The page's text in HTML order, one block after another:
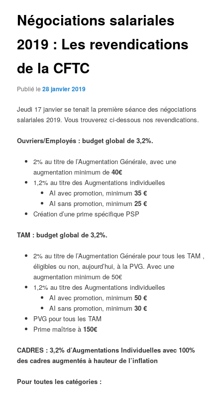
Négociations salariales
2019 : Les revendications
de la CFTC
Publié le28 janvier 2019
Jeudi 17 janvier se tenait la première séance des négociations
salariales 2019. Vous trouverez ci-dessous nos revendications.
Ouvriers/Employés : budget global de 3,2%.
2% au titre de l’Augmentation Générale, avec une
augmentation minimum de 40€
1,2% au titre des Augmentations individuelles
AI avec promotion, minimum35 €
AI sans promotion, minimum25 €
Création d’une prime spécifique PSP
TAM : budget global de 3,2%.
2% au titre de l’Augmentation Générale pour tous les TAM ,
éligibles ou non, aujourd’hui, à la PVG. Avec une
augmentation minimum de 50€
1,2% au titre des Augmentations individuelles
AI avec promotion, minimum 50 €
AI sans promotion, minimum 30 €
PVG pour tous les TAM
Prime maîtrise à 150€
CADRES : 3,2% d’Augmentations Individuelles avec 100%
des cadres augmentés à hauteur de l’inflation
Pour toutes les catégories :